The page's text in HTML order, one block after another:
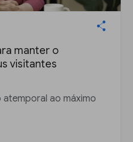
manter o
visitantes
ao máximo